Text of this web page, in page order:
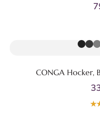
CONGA Hocker,